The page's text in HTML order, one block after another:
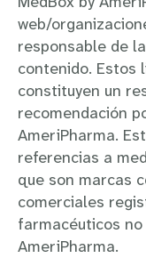
web/
responsable de
contenido. Estos
constituyen un
recomendación
AmeriPharma.
referencias a
que son marcas
comerciales
farmacéuticos
AmeriPharma.